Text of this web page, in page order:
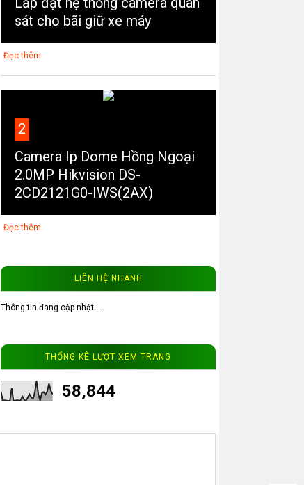
sát cho bãi giữ xe máy
Đọc thêm
2
Camera Ip Dome Hồng Ngoại
2.0MP Hikvision DS-
2CD2121G0-IWS(2AX)
Đọc thêm
Camera ip WinTech WTC-
IP101-4MP độ phân giải 4MP
Đọc thêm
LIÊN HỆ NHANH
Thông tin đang cập nhật ....
THỐNG KÊ LƯỢT XEM TRANG
58,844